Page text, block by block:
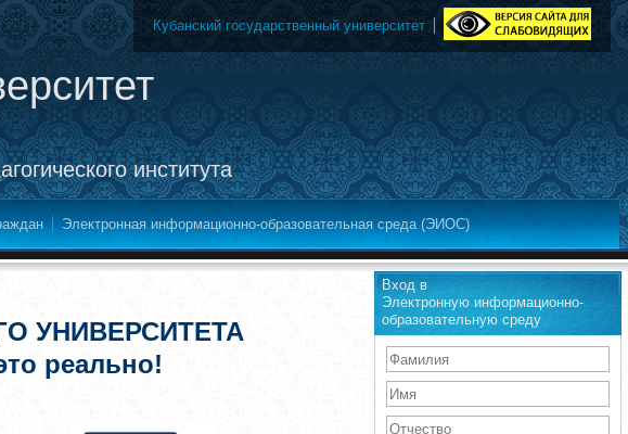
института
Кубанский государственный университет
Электронная информационно-образовательная среда (ЭИОС)
УНИВЕРСИТЕТА
реально!
Вход в
Электронную информационно-
образовательную среду